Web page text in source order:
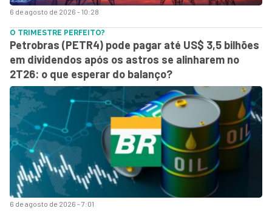
6 de agosto de 2026 - 10:28
6 de agosto de 2026 - 7:01
O TRIMESTRE PERFEITO?
Petrobras (PETR4) pode pagar até US$ 3,5 bilhões
em dividendos após os astros se alinharem no
2T26: o que esperar do balanço?